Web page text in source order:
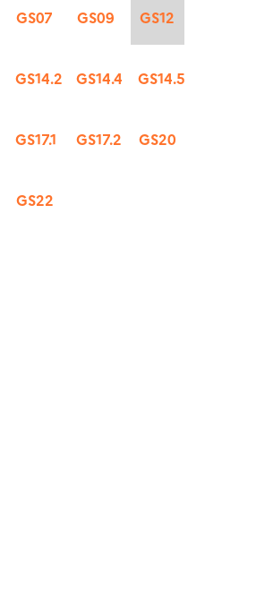
GS07 GS09 GS12
GS14.2 GS14.4 GS14.5
GS17.1 GS17.2 GS20
GS22